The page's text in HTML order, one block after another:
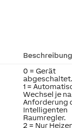
Beschreibung
0 = Gerät
abgeschaltet.
1 =
Wechsel je
Anforderung
Intelligenten
Raumregler.
2 = Nur